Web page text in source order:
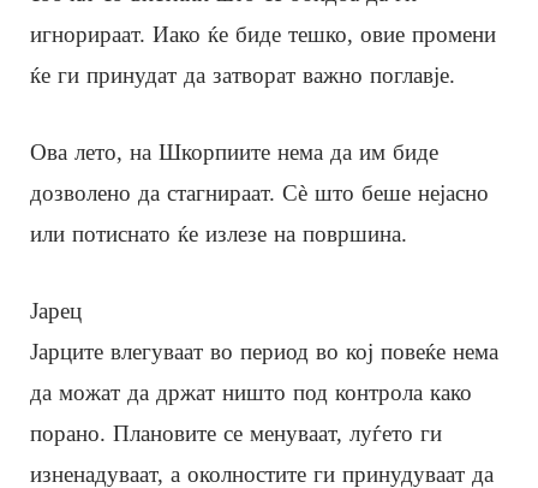
игнорираат. Иако ќе биде тешко, овие промени
ќе ги принудат да затворат важно поглавје.
Ова лето, на Шкорпиите нема да им биде
дозволено да стагнираат. Сè што беше нејасно
или потиснато ќе излезе на површина.
Јарец
Јарците влегуваат во период во кој повеќе нема
да можат да држат ништо под контрола како
порано. Плановите се менуваат, луѓето ги
изненадуваат, а околностите ги принудуваат да